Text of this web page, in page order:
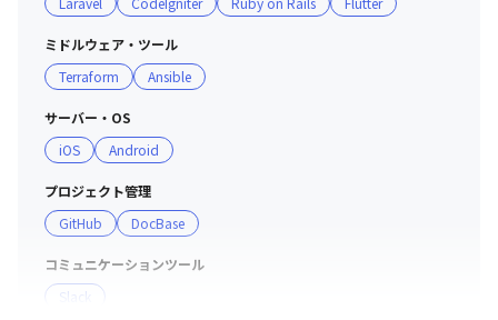
・アプリ開発チーム：20～30名（協力会社社員含む）
・短い周期で開発からリリースまで行いながら改善を繰り
返す数名のチームもあれば、数カ月を掛けて新規機能を作
り上げる数十名規模のチームまで、チームのサイズはさま
ざまです
・プロダクトをよりよくしようとするマインドを持った仲
間が集まっています
・業務の相談だけでなく雑談もしやすい雰囲気です
・お互いに理解し合い、より良くするための新しい挑戦を
ミドルウェア・ツール
Terraform
Ansible
サーバー・OS
iOS
Android
プロジェクト管理
GitHub
DocBase
コミュニケーションツール
Slack